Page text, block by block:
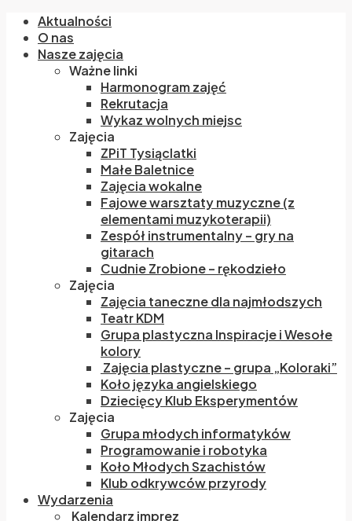
Aktualności
O nas
Nasze zajęcia
Ważne linki
Harmonogram zajęć
Rekrutacja
Wykaz wolnych miejsc
Zajęcia
ZPiT Tysiąclatki
Małe Baletnice
Zajęcia wokalne
Fajowe warsztaty muzyczne (z
elementami muzykoterapii)
Zespół instrumentalny – gry na
gitarach
Cudnie Zrobione – rękodzieło
Zajęcia
Zajęcia taneczne dla najmłodszych
Teatr KDM
Grupa plastyczna Inspiracje i Wesołe
kolory
Zajęcia plastyczne – grupa „Koloraki”
Koło języka angielskiego
Dziecięcy Klub Eksperymentów
Zajęcia
Grupa młodych informatyków
Programowanie i robotyka
Koło Młodych Szachistów
Klub odkrywców przyrody
Wydarzenia
Kalendarz imprez